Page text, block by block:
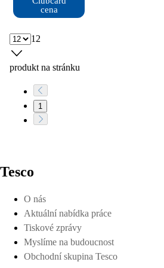
cena
12
produkt na stránku
1
Tesco
O nás
Aktuální nabídka práce
Tiskové zprávy
Myslíme na budoucnost
Obchodní skupina Tesco